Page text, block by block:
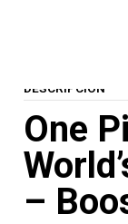
DESCRIPCIÓN
One
–